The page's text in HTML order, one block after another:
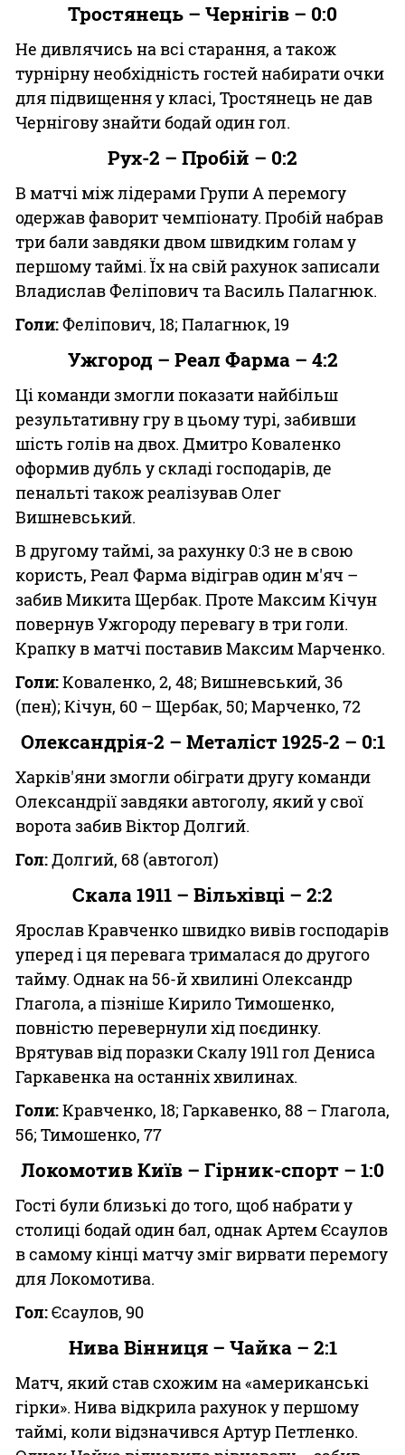
Тростянець – Чернігів – 0:0
Не дивлячись на всі старання, а також
турнірну необхідність гостей набирати очки
для підвищення у класі, Тростянець не дав
Чернігову знайти бодай один гол.
Рух-2 – Пробій – 0:2
В матчі між лідерами Групи А перемогу
одержав фаворит чемпіонату. Пробій набрав
три бали завдяки двом швидким голам у
першому таймі. Їх на свій рахунок записали
Владислав Феліпович та Василь Палагнюк.
Голи:Феліпович, 18; Палагнюк, 19
Ужгород – Реал Фарма – 4:2
Ці команди змогли показати найбільш
результативну гру в цьому турі, забивши
шість голів на двох. Дмитро Коваленко
оформив дубль у складі господарів, де
пенальті також реалізував Олег
Вишневський.
В другому таймі, за рахунку 0:3 не в свою
користь, Реал Фарма відіграв один м'яч –
забив Микита Щербак. Проте Максим Кічун
повернув Ужгороду перевагу в три голи.
Крапку в матчі поставив Максим Марченко.
Голи:Коваленко, 2, 48; Вишневський, 36
(пен); Кічун, 60 – Щербак, 50; Марченко, 72
Олександрія-2 – Металіст 1925-2 – 0:1
Харків'яни змогли обіграти другу команди
Олександрії завдяки автоголу, який у свої
ворота забив Віктор Долгий.
Гол:Долгий, 68 (автогол)
Скала 1911 – Вільхівці – 2:2
Ярослав Кравченко швидко вивів господарів
уперед і ця перевага трималася до другого
тайму. Однак на 56-й хвилині Олександр
Глагола, а пізніше Кирило Тимошенко,
повністю перевернули хід поєдинку.
Врятував від поразки Скалу 1911 гол Дениса
Гаркавенка на останніх хвилинах.
Голи:Кравченко, 18; Гаркавенко, 88 – Глагола,
56; Тимошенко, 77
Локомотив Київ – Гірник-спорт – 1:0
Гості були близькі до того, щоб набрати у
столиці бодай один бал, однак Артем Єсаулов
в самому кінці матчу зміг вирвати перемогу
для Локомотива.
Гол:Єсаулов, 90
Нива Вінниця – Чайка – 2:1
Матч, який став схожим на «американські
гірки». Нива відкрила рахунок у першому
таймі, коли відзначився Артур Петленко.